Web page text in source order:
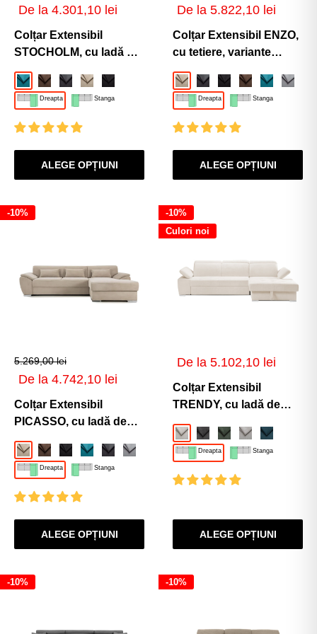
Preț
vânzare
De la 4.301,10 lei
Colțar Extensibil
STOCHOLM, cu ladă de
depozitare, variante
stânga/dreapta
270x210x90 cm
Turcoaz-Enjoy
Maro-Enjoy
Gri-Inchis-Enjoy
Bej-EnjoyNegru-Enjoy
Dreapta Stanga
ALEGE OPȚIUNI
Preț
vânzare
De la 5.822,10 lei
Colțar Extensibil ENZO,
cu tetiere, variante
stânga/dreapta,
255x220x100 cm
Bej-Enjoy
Gri-Inchis-Enjoy
Negru-Enjoy
Maro-Enjoy
Turcoaz-
Gri-
Dreapta Stanga
ALEGE OPȚIUNI
-10%
Preț
vânzare
De la 4.742,10 lei
5.269,00 lei
Colțar Extensibil
PICASSO, cu ladă de
depozitare, variante
stânga/dreapta
295x168x80 cm
Bej-Enjoy
Maro-EnjoyNegru-Enjoy
Turcoaz-Enjoy
Gri-Inchis-Enjoy
Gri-Deschis-Enjoy
Albastru-Inchis-Enjoy
Verde-Enjoy
Dreapta Stanga
ALEGE OPȚIUNI
-10%
Culori noi
Preț
vânzare
De la 5.102,10 lei
Colțar Extensibil
TRENDY, cu ladă de
depozitare, cu tetiere
reglabile, variante
stânga/dreapta
295x170x105 cm
Crem-Memphis
Gri-Cenusiu-Memphis
Verde-Memphis
Gri-Silver-
Turcoaz-
Dreapta Stanga
ALEGE OPȚIUNI
-10% -10%